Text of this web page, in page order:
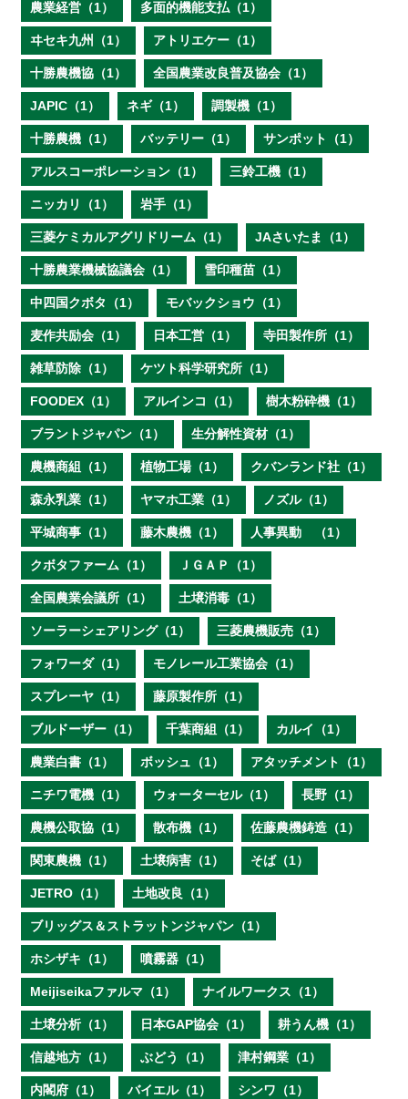
農業経営（1） 多面的機能支払（1）
ヰセキ九州（1） アトリエケー（1）
十勝農機協（1） 全国農業改良普及協会（1）
JAPIC（1） ネギ（1） 調製機（1）
十勝農機（1） バッテリー（1） サンポット（1）
アルスコーポレーション（1） 三鈴工機（1）
ニッカリ（1） 岩手（1）
三菱ケミカルアグリドリーム（1） JAさいたま（1）
十勝農業機械協議会（1） 雪印種苗（1）
中四国クボタ（1） モバックショウ（1）
麦作共励会（1） 日本工営（1） 寺田製作所（1）
雑草防除（1） ケツト科学研究所（1）
FOODEX（1） アルインコ（1） 樹木粉砕機（1）
ブラントジャパン（1） 生分解性資材（1）
農機商組（1） 植物工場（1） クバンランド社（1）
森永乳業（1） ヤマホ工業（1） ノズル（1）
平城商事（1） 藤木農機（1） 人事異動 （1）
クボタファーム（1） ＪＧＡＰ（1）
全国農業会議所（1） 土壌消毒（1）
ソーラーシェアリング（1） 三菱農機販売（1）
フォワーダ（1） モノレール工業協会（1）
スプレーヤ（1） 藤原製作所（1）
ブルドーザー（1） 千葉商組（1） カルイ（1）
農業白書（1） ボッシュ（1） アタッチメント（1）
ニチワ電機（1） ウォーターセル（1） 長野（1）
農機公取協（1） 散布機（1） 佐藤農機鋳造（1）
関東農機（1） 土壌病害（1） そば（1）
JETRO（1） 土地改良（1）
ブリッグス＆ストラットンジャパン（1）
ホシザキ（1） 噴霧器（1）
Meijiseikaファルマ（1） ナイルワークス（1）
土壌分析（1） 日本GAP協会（1） 耕うん機（1）
信越地方（1） ぶどう（1） 津村鋼業（1）
内閣府（1） バイエル（1） シンワ（1）